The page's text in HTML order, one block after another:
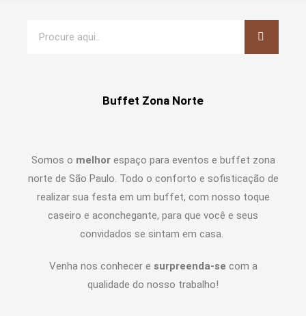
Buffet Zona Norte
Somos o melhorespaço para eventos e buffet zona
norte de São Paulo. Todo o conforto e sofisticação de
realizar sua festa em um buffet, com nosso toque
caseiro e aconchegante, para que você e seus
convidados se sintam em casa.
Venha nos conhecer e surpreenda-se com a
qualidade do nosso trabalho!